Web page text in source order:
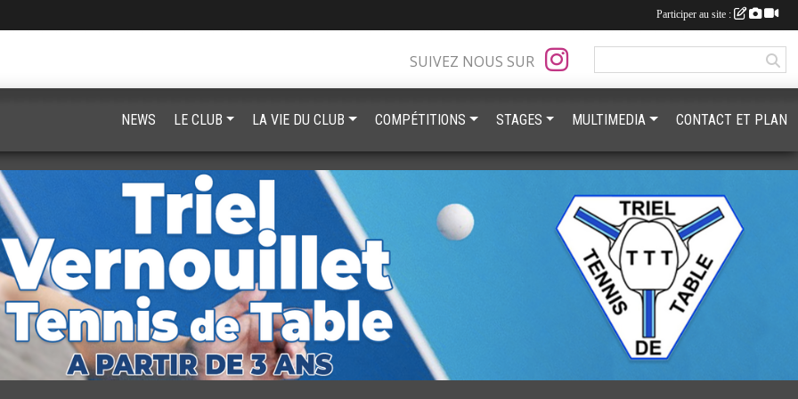
SUIVEZ NOUS SUR
NEWS LE CLUB LA VIE DU CLUB COMPÉTITIONS STAGES MULTIMEDIA CONTACT ET PLAN
Participer au site :